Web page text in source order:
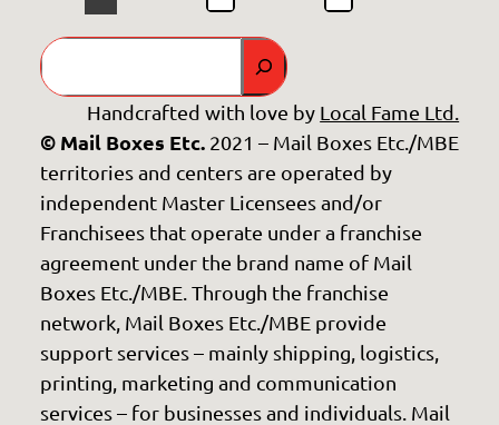
GO
Handcrafted with love by Local Fame Ltd.
© Mail Boxes Etc.2021 – Mail Boxes Etc./MBE
territories and centers are operated by
independent Master Licensees and/or
Franchisees that operate under a franchise
agreement under the brand name of Mail
Boxes Etc./MBE. Through the franchise
network, Mail Boxes Etc./MBE provide
support services – mainly shipping, logistics,
printing, marketing and communication
services – for businesses and individuals. Mail